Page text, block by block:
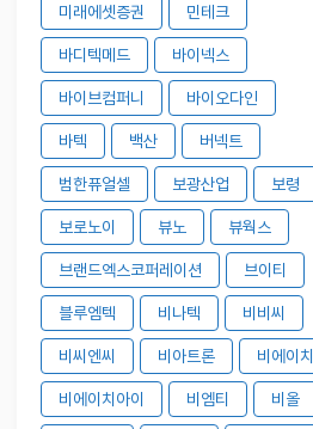
미래에셋증권 민테크
바디텍메드 바이넥스
바이브컴퍼니 바이오다인
바텍 백산 버넥트
범한퓨얼셀 보광산업 보령
보로노이 뷰노 뷰웍스
브랜드엑스코퍼레이션 브이티
블루엠텍 비나텍 비비씨
비씨엔씨 비아트론 비에이치
비에이치아이 비엠티 비올